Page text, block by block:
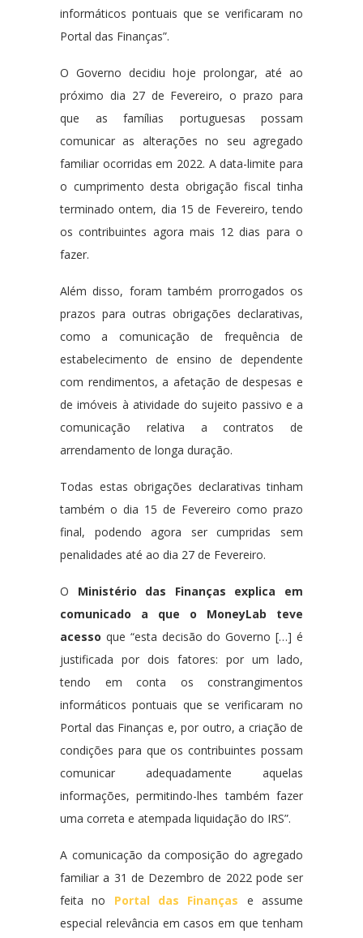
informáticos pontuais que se verificaram no
Portal das Finanças”.
O Governo decidiu hoje prolongar, até ao
próximo dia 27 de Fevereiro, o prazo para
que as famílias portuguesas possam
comunicar as alterações no seu agregado
familiar ocorridas em 2022. A data-limite para
o cumprimento desta obrigação fiscal tinha
terminado ontem, dia 15 de Fevereiro, tendo
os contribuintes agora mais 12 dias para o
fazer.
Além disso, foram também prorrogados os
prazos para outras obrigações declarativas,
como a comunicação de frequência de
estabelecimento de ensino de dependente
com rendimentos, a afetação de despesas e
de imóveis à atividade do sujeito passivo e a
comunicação relativa a contratos de
arrendamento de longa duração.
Todas estas obrigações declarativas tinham
também o dia 15 de Fevereiro como prazo
final, podendo agora ser cumpridas sem
penalidades até ao dia 27 de Fevereiro.
O Ministério das Finanças explica em
comunicado a que o MoneyLab teve
acesso que “esta decisão do Governo […] é
justificada por dois fatores: por um lado,
tendo em conta os constrangimentos
informáticos pontuais que se verificaram no
Portal das Finanças e, por outro, a criação de
condições para que os contribuintes possam
comunicar adequadamente aquelas
informações, permitindo-lhes também fazer
uma correta e atempada liquidação do IRS”.
A comunicação da composição do agregado
familiar a 31 de Dezembro de 2022 pode ser
feita no Portal das Finanças e assume
especial relevância em casos em que tenham